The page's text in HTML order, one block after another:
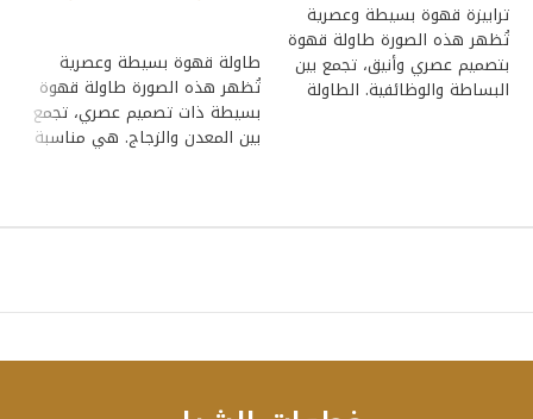
ترابيزة قهوة بسيطة وعصرية
تُظهر هذه الصورة طاولة قهوة
بتصميم عصري وأنيق، تجمع بين
البساطة والوظائفية. الطاولة
طاولة قهوة بسيطة وعصرية
تُظهر هذه الصورة طاولة قهوة
بسيطة ذات تصميم عصري، تجمع
بين المعدن والزجاج. هي مناسبة